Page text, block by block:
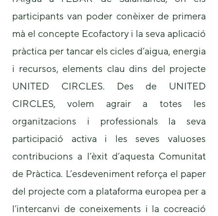
participants van poder conèixer de primera
mà el concepte Ecofactory i la seva aplicació
pràctica per tancar els cicles d’aigua, energia
i recursos, elements clau dins del projecte
UNITED CIRCLES. Des de UNITED
CIRCLES, volem agrair a totes les
organitzacions i professionals la seva
participació activa i les seves valuoses
contribucions a l’èxit d’aquesta Comunitat
de Pràctica. L’esdeveniment reforça el paper
del projecte com a plataforma europea per a
l’intercanvi de coneixements i la cocreació